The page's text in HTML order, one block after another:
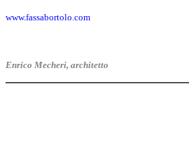
www.fassabortolo.com
Enrico Mecheri, architetto